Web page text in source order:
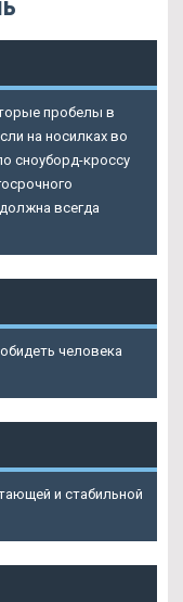
пробелы в
на носилках во
сноуборд-кроссу
всегда
человека
и стабильной